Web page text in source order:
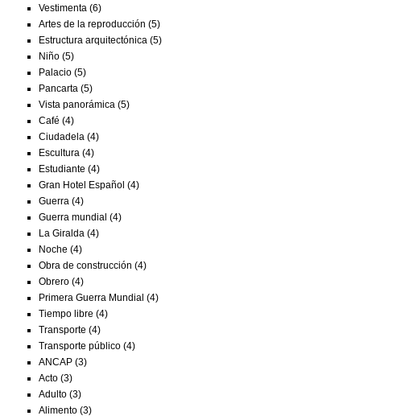
Vestimenta (6)
Artes de la reproducción (5)
Estructura arquitectónica (5)
Niño (5)
Palacio (5)
Pancarta (5)
Vista panorámica (5)
Café (4)
Ciudadela (4)
Escultura (4)
Estudiante (4)
Gran Hotel Español (4)
Guerra (4)
Guerra mundial (4)
La Giralda (4)
Noche (4)
Obra de construcción (4)
Obrero (4)
Primera Guerra Mundial (4)
Tiempo libre (4)
Transporte (4)
Transporte público (4)
ANCAP (3)
Acto (3)
Adulto (3)
Alimento (3)